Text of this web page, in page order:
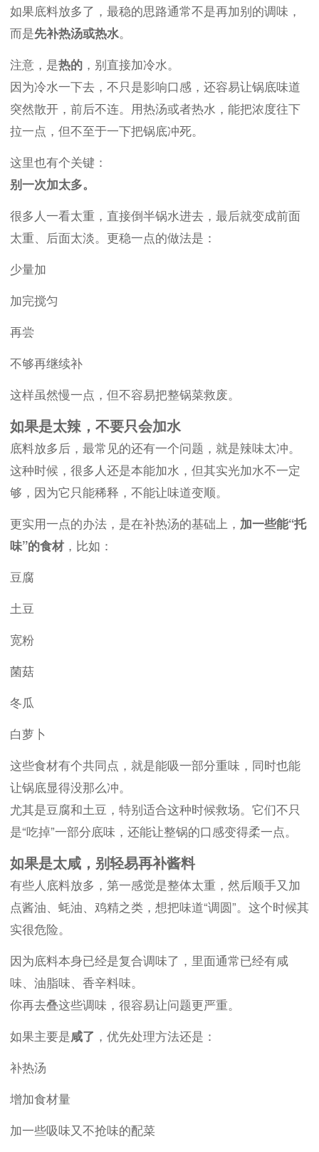
如果底料放多了，最稳的思路通常不是再加别的调味，
而是先补热汤或热水。
注意，是热的 ，别直接加冷水。
因为冷水一下去，不只是影响口感，还容易让锅底味道
突然散开，前后不连。用热汤或者热水，能把浓度往下
拉一点，但不至于一下把锅底冲死。
这里也有个关键：
别一次加太多。
很多人一看太重，直接倒半锅水进去，最后就变成前面
太重、后面太淡。更稳一点的做法是：
少量加
加完搅匀
再尝
不够再继续补
这样虽然慢一点，但不容易把整锅菜救废。
如果是太辣，不要只会加水
底料放多后，最常见的还有一个问题，就是辣味太冲。
这种时候，很多人还是本能加水，但其实光加水不一定
够，因为它只能稀释，不能让味道变顺。
更实用一点的办法，是在补热汤的基础上， 加一些能“托
味”的食材 ，比如：
豆腐
土豆
宽粉
菌菇
冬瓜
白萝卜
这些食材有个共同点，就是能吸一部分重味，同时也能
让锅底显得没那么冲。
尤其是豆腐和土豆，特别适合这种时候救场。它们不只
是“吃掉”一部分底味，还能让整锅的口感变得柔一点。
如果是太咸，别轻易再补酱料
有些人底料放多，第一感觉是整体太重，然后顺手又加
点酱油、蚝油、鸡精之类，想把味道“调圆”。这个时候其
实很危险。
因为底料本身已经是复合调味了，里面通常已经有咸
味、油脂味、香辛料味。
你再去叠这些调味，很容易让问题更严重。
如果主要是咸了 ，优先处理方法还是：
补热汤
增加食材量
加一些吸味又不抢味的配菜